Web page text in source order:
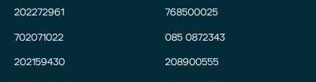
202272961
702071022
202159430
768500025
085 0872343
208900555